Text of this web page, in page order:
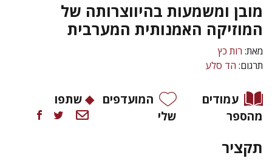
מובן ומשמעות בהיווצרותה של
המוזיקה האמנותית המערבית
מאת: רות כץ
תרגום: הד סלע
עמודים
מהספר
המועדפים
שלי
שתפו
תקציר